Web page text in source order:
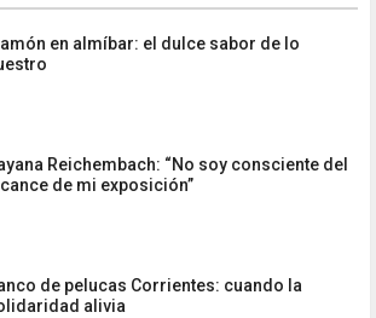
en almíbar: el dulce sabor de lo
Reichembach: “No soy consciente del
de mi exposición”
de pelucas Corrientes: cuando la
alivia